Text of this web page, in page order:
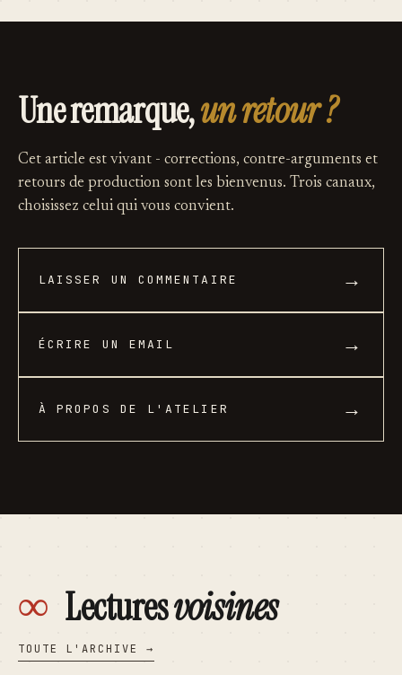
Une remarque,un retour ?
Cet article est vivant - corrections, contre-arguments et
retours de production sont les bienvenus. Trois canaux,
choisissez celui qui vous convient.
LAISSER UN COMMENTAIRE →
ÉCRIRE UN EMAIL →
À PROPOS DE L'ATELIER →
∞ Lecturesvoisines
TOUTE L'ARCHIVE →